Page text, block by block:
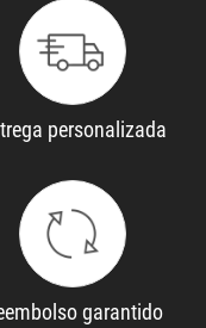
personalizada
garantido